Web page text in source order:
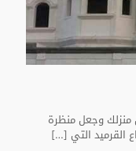
منزلك وجعل منظرة
القرميد التي […]